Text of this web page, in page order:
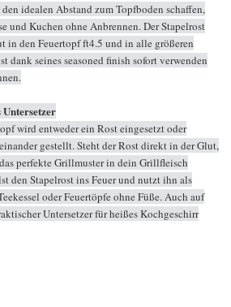
idealen Abstand zum Topfboden schaffen,
und Kuchen ohne Anbrennen. Der Stapelrost
in den Feuertopf ft4.5 und in alle größeren
dank seines seasoned finish sofort verwenden
wird entweder ein Rost eingesetzt oder
gestellt. Steht der Rost direkt in der Glut,
perfekte Grillmuster in dein Grillfleisch
den Stapelrost ins Feuer und nutzt ihn als
oder Feuertöpfe ohne Füße. Auch auf
Untersetzer für heißes Kochgeschirr